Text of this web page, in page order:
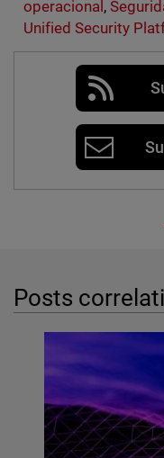
operacional ,
Unified Security
Posts correlati